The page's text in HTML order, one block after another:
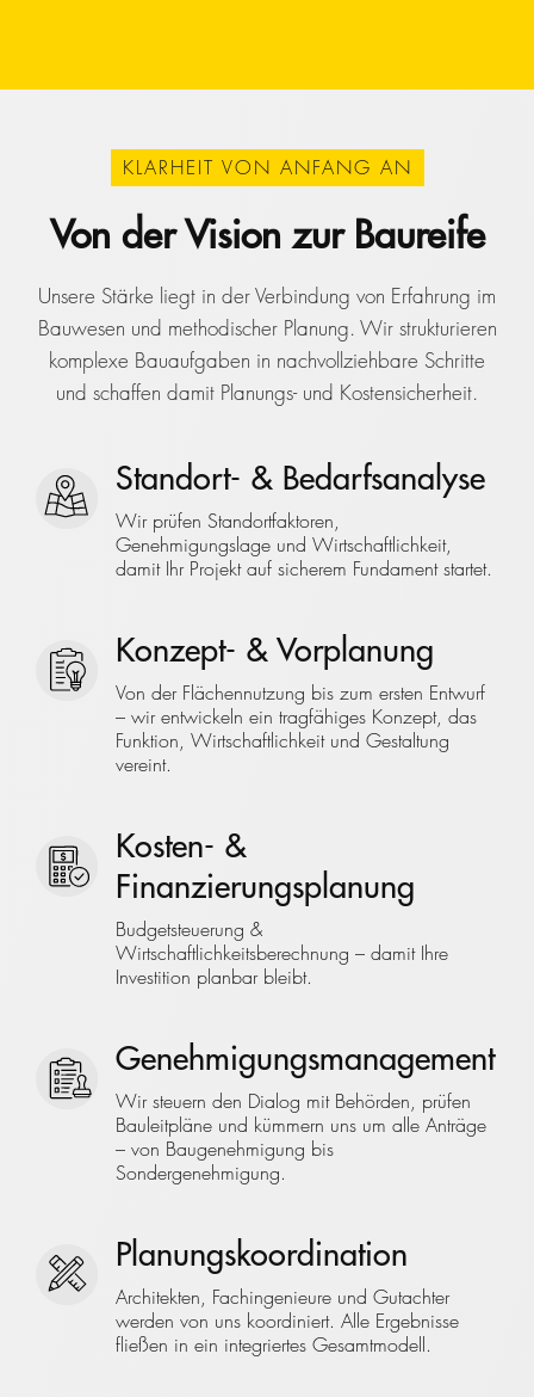
KLARHEIT VON ANFANG AN
Von der Vision zur Baureife
Unsere Stärke liegt in der Verbindung von Erfahrung im
Bauwesen und methodischer Planung. Wir strukturieren
komplexe Bauaufgaben in nachvollziehbare Schritte
und schaffen damit Planungs- und Kostensicherheit.
Standort- & Bedarfsanalyse
Wir prüfen Standortfaktoren,
Genehmigungslage und Wirtschaftlichkeit,
damit Ihr Projekt auf sicherem Fundament startet.
Konzept- & Vorplanung
Von der Flächennutzung bis zum ersten Entwurf
– wir entwickeln ein tragfähiges Konzept, das
Funktion, Wirtschaftlichkeit und Gestaltung
vereint.
Kosten- &
Finanzierungsplanung
Budgetsteuerung &
Wirtschaftlichkeitsberechnung – damit Ihre
Investition planbar bleibt.
Genehmigungsmanagement
Wir steuern den Dialog mit Behörden, prüfen
Bauleitpläne und kümmern uns um alle Anträge
– von Baugenehmigung bis
Sondergenehmigung.
Planungskoordination
Architekten, Fachingenieure und Gutachter
werden von uns koordiniert. Alle Ergebnisse
fließen in ein integriertes Gesamtmodell.